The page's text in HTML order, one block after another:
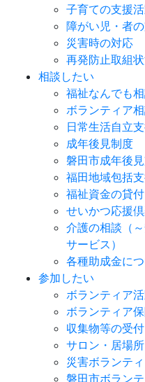
子育ての支援
障がい児・者
災害時の対応
再発防止取組
相談したい
福祉なんでも
ボランティア
日常生活自立
成年後見制度
磐田市成年後
福田地域包括
福祉資金の貸付
せいかつ応援
介護の相談（
サービス）
各種助成金に
参加したい
ボランティア
ボランティア
収集物等の受付
サロン・居場所
災害ボランテ
磐田市ボラン